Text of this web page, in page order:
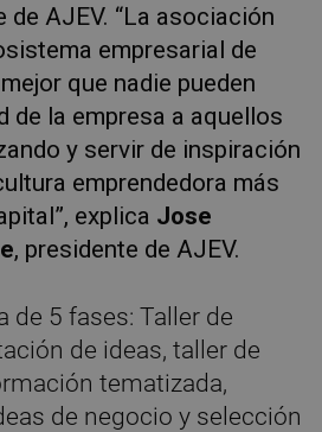
AJEV. “La asociación
empresarial de
que nadie pueden
de la empresa a aquellos
y servir de inspiración
emprendedora más
explica Jose
, presidente de AJEV.
de 5 fases: Taller de
de ideas, taller de
tematizada,
de negocio y selección